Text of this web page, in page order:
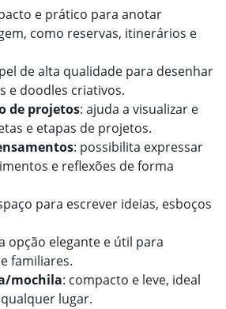
e prático para anotar
como reservas, itinerários e
de alta qualidade para desenhar
e doodles criativos.
de projetos: ajuda a visualizar e
e etapas de projetos.
: possibilita expressar
e reflexões de forma
para escrever ideias, esboços
opção elegante e útil para
familiares.
mochila: compacto e leve, ideal
lugar.